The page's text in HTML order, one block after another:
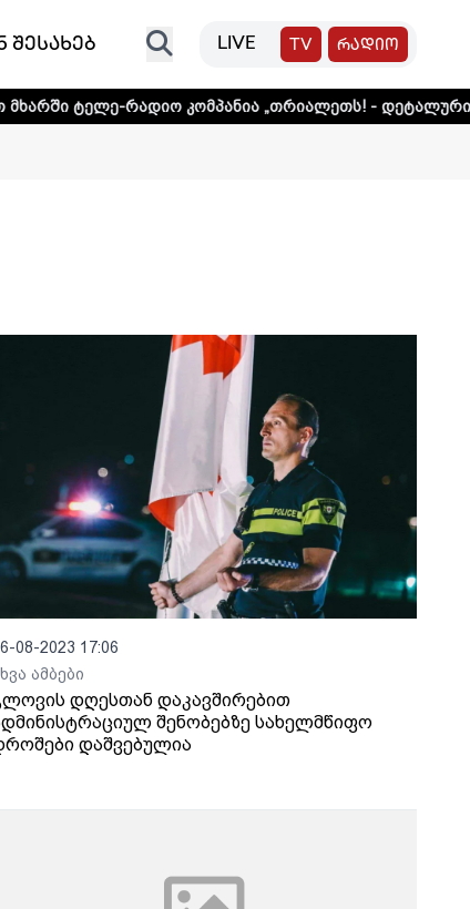
შესახებ LIVE TV რადიო
რადიო კომპანია „თრიალეთს! - დეტალური
08-2023 17:06
ამბები
დღესთან დაკავშირებით
შენობებზე სახელმწიფო
დაშვებულია